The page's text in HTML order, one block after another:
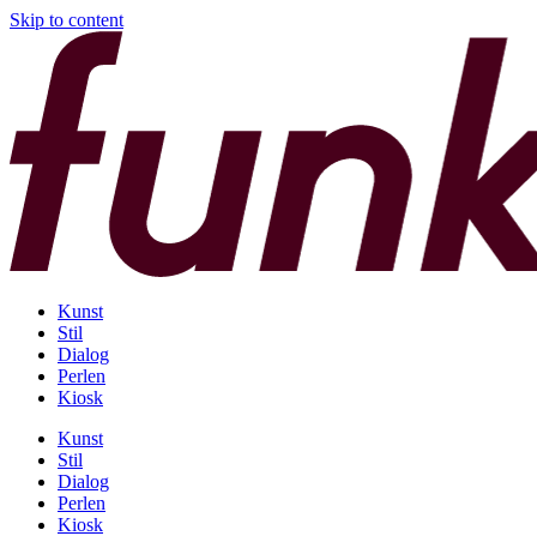
Skip to content
Kunst
Stil
Dialog
Perlen
Kiosk
Kunst
Stil
Dialog
Perlen
Kiosk